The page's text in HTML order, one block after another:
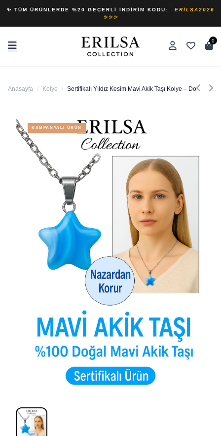
✨ TÜM ÜRÜNLERDE %20 GEÇERLI İNDIRIM KODU:
ERILSA2026
✨✨✨
0
Anasayfa / Kolye / Sertifikalı Yıldız Kesim Mavi Akik Taşı Kolye – Doğal
KAMPANYALI ÜRÜN